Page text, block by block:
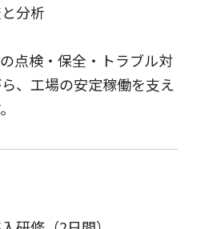
分析
点検・保全・トラブル対
、工場の安定稼働を支え